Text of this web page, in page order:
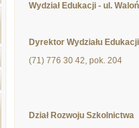
Wydział Edukacji - ul.
Dyrektor Wydziału Edukacji
(71) 776 30 42, pok. 204
Dział Rozwoju Szkolnictwa